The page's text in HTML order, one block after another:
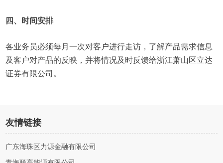
四、时间安排
各业务员必须每月一次对客户进行走访，了解产品需求信息
及客户对产品的反映，并将情况及时反馈给浙江萧山区立达
证券有限公司。
友情链接
广东海珠区力源金融有限公司